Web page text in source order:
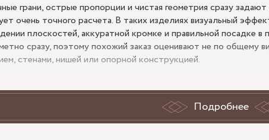
грани, острые пропорции и чистая геометрия сразу
очень точного расчета. В таких изделиях визуальный
плоскостей, аккуратной кромке и правильной посадке
сразу, поэтому похожий заказ оценивают не по общему
стенами, нишей или опорной конструкцией.
формы и точность замера
пирамиду на заказ обычно выбирают там, где важны
Подробнее